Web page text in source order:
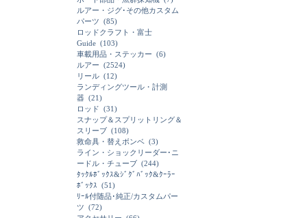
ルアー・ジグ･その他カスタム
パーツ (85)
ロッドクラフト・富士
Guide (103)
車載用品・ステッカー (6)
ルアー (2524)
リール (12)
ランディングツール・計測
器 (21)
ロッド (31)
スナップ＆スプリットリング＆
スリーブ (108)
救命具・替えボンベ (3)
ライン・ショックリーダー･ニ
ードル・チューブ (244)
ﾀｯｸﾙﾎﾞｯｸｽ&ｼﾞｸﾞﾊﾞｯｸ&ｸｰﾗｰ
ﾎﾞｯｸｽ (51)
ﾘｰﾙ付随品･純正/カスタムパー
ツ (72)